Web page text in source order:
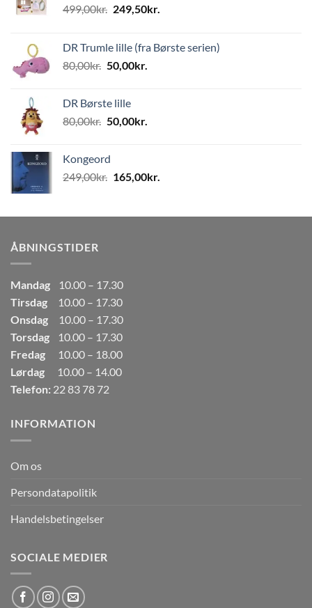
499,00kr. Den
var:
499,00kr..
249,50kr.
er:
DR Trumle lille (fra Børste serien)
80,00kr. Den
var:
80,00kr..
50,00kr.
50,00kr..
DR Børste lille
80,00kr. Den
var:
80,00kr..
50,00kr.
50,00kr..
Kongeord
249,00kr. Den
var:
165,00kr.
er:
ÅBNINGSTIDER
Mandag
10.00 – 17.30
Tirsdag
10.00 – 17.30
Onsdag
10.00 – 17.30
Torsdag
10.00 – 17.30
Fredag
10.00 – 18.00
Lørdag
10.00 – 14.00
Telefon: 22 83 78 72
INFORMATION
Om os
Persondatapolitik
Handelsbetingelser
SOCIALE MEDIER